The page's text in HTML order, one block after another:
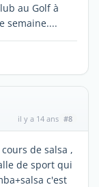
au Golf à
semaine....
il y a 14 ans #8
de salsa ,
de sport qui
c'est